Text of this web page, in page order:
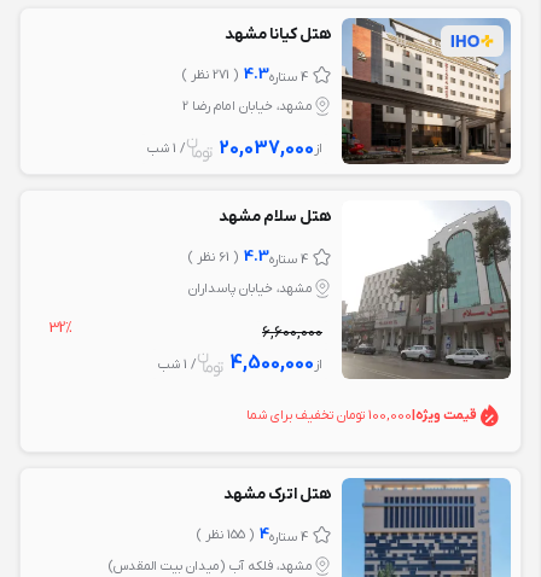
هتل کیانا مشهد
4 ستاره 4.3 ( 271 نظر )
مشهد، خیابان امام رضا 2
از 20,037,000 / 1 شب
هتل سلام مشهد
4 ستاره 4.3 ( 61 نظر )
مشهد، خيابان پاسداران
6,600,000
32%
از 4,500,000 / 1 شب
قیمت ویژه 100,000 تومان تخفیف برای شما
هتل اترک مشهد
4 ستاره 4 ( 155 نظر )
مشهد، فلکه آب (میدان بیت المقدس)